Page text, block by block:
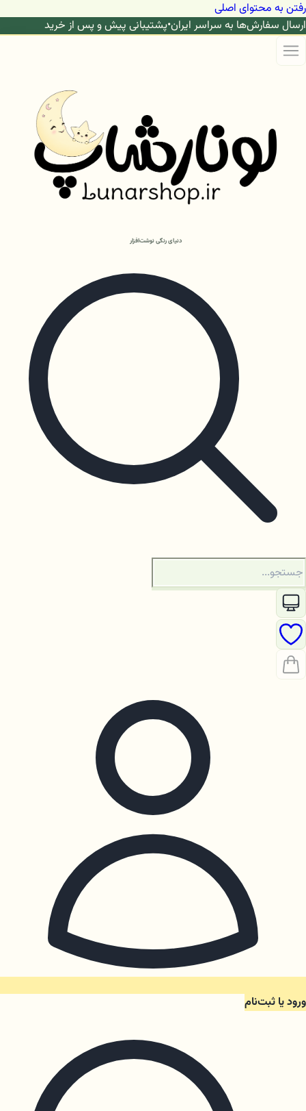
رفتن به محتوای اصلی
ارسال سفارش‌ها به سراسر ایران•پشتیبانی پیش و پس از خرید
دنیای رنگی نوشت‌افزار
ورود یا ثبت‌نام